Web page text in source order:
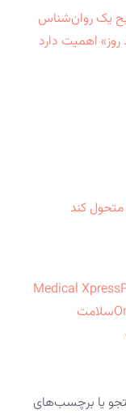
یک روان‌شناس
روز» اهمیت دارد
Medical Xpress
سلامت
یا برچسب‌های